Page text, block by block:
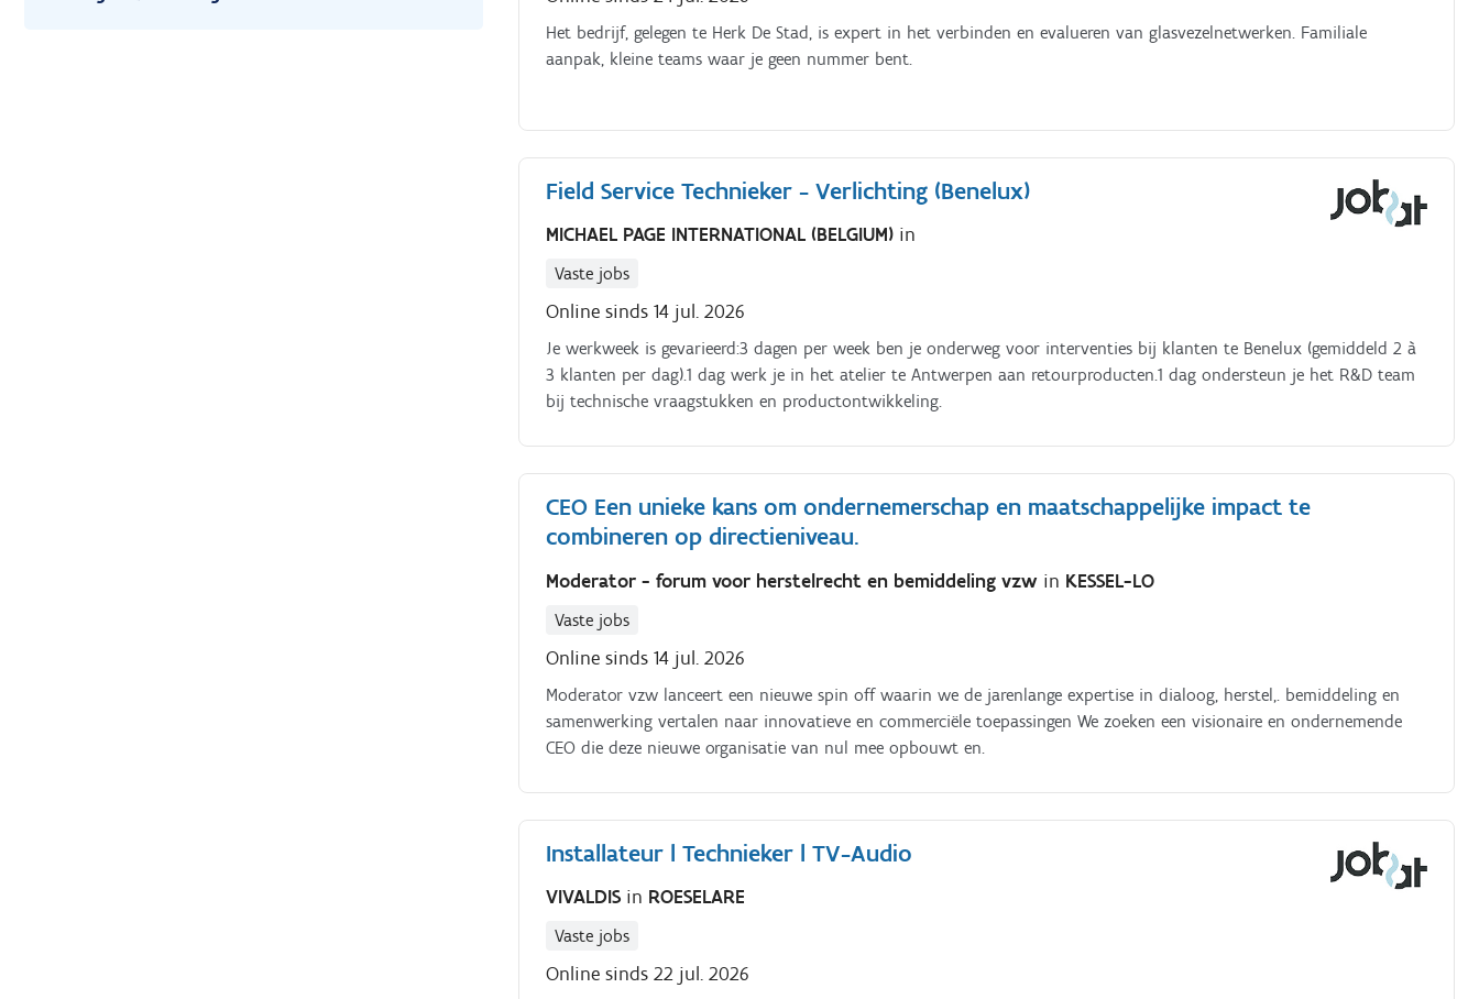
Het bedrijf, gelegen te Herk De Stad, is expert in het verbinden en evalueren van glasvezelnetwerken. Familiale
aanpak, kleine teams waar je geen nummer bent.
Field Service Technieker - Verlichting (Benelux)
MICHAEL PAGE INTERNATIONAL (BELGIUM) in
Vaste jobs
Online sinds 14 jul. 2026
Je werkweek is gevarieerd:3 dagen per week ben je onderweg voor interventies bij klanten te Benelux (gemiddeld 2 à
3 klanten per dag).1 dag werk je in het atelier te Antwerpen aan retourproducten.1 dag ondersteun je het R&D team
bij technische vraagstukken en productontwikkeling.
CEO Een unieke kans om ondernemerschap en maatschappelijke impact te
combineren op directieniveau.
Moderator - forum voor herstelrecht en bemiddeling vzw in KESSEL-LO
Vaste jobs
Online sinds 14 jul. 2026
Moderator vzw lanceert een nieuwe spin off waarin we de jarenlange expertise in dialoog, herstel,. bemiddeling en
samenwerking vertalen naar innovatieve en commerciële toepassingen We zoeken een visionaire en ondernemende
CEO die deze nieuwe organisatie van nul mee opbouwt en.
Installateur l Technieker l TV-Audio
VIVALDIS in ROESELARE
Vaste jobs
Online sinds 22 jul. 2026